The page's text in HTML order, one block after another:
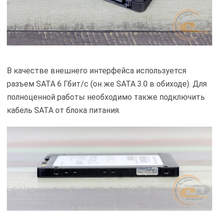
В качестве внешнего интерфейса используется
разъем SATA 6 Гбит/с (он же SATA 3.0 в обиходе). Для
полноценной работы необходимо также подключить
кабель SATA от блока питания.